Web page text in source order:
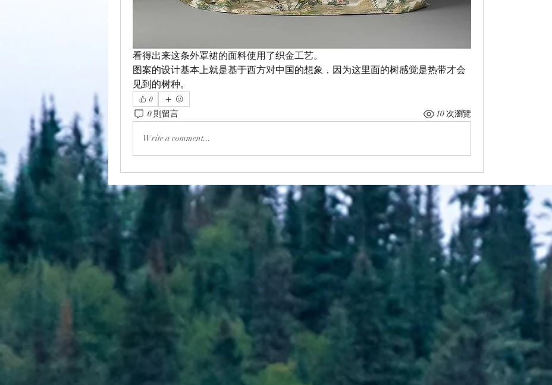
看得出来这条外罩裙的面料使用了织金工艺。
图案的设计基本上就是基于西方对中国的想象，因为这里面的树感觉是热带才会
见到的树种。
0
0 則留言 10 次瀏覽
Write a comment...